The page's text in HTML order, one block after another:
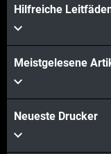
Hilfreiche
Meistgelesene
Neueste Drucker